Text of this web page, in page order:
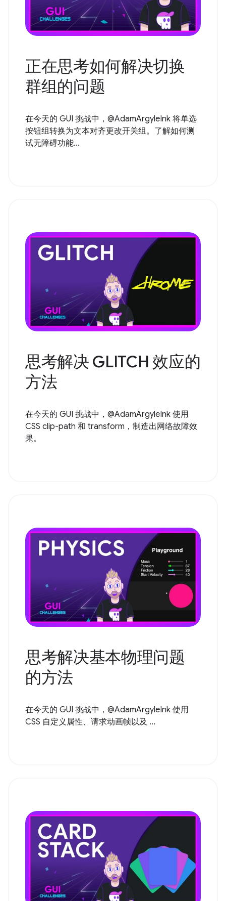
正在思考如何解决切换
群组的问题
在今天的 GUI 挑战中，@AdamArgyleInk 将单选
按钮组转换为文本对齐更改开关组。了解如何测
试无障碍功能...
思考解决 GLITCH 效应的
方法
在今天的 GUI 挑战中，@AdamArgyleInk 使用
CSS clip-path 和 transform，制造出网络故障效
果。
思考解决基本物理问题
的方法
在今天的 GUI 挑战中，@AdamArgyleInk 使用
CSS 自定义属性、请求动画帧以及 ...